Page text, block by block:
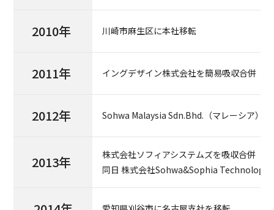
2010年 川崎市麻生区に本社移転
2011年 イングデザイン株式会社を簡易吸収合併
2012年 Sohwa Malaysia Sdn.Bhd.（マレーシア）
2013年
株式会社ソフィアシステムズを吸収合併
同日 株式会社Sohwa&Sophia